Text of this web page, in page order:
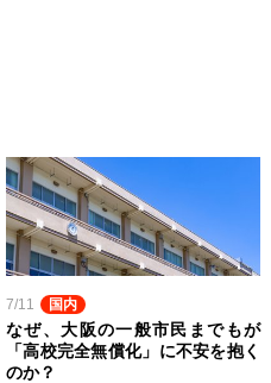
7/11 国内
なぜ、大阪の一般市民までもが
「高校完全無償化」に不安を抱く
のか？